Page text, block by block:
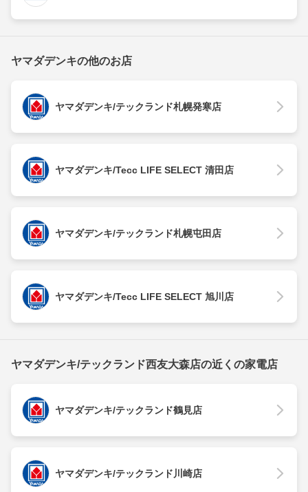
ヤマダデンキの他のお店
ヤマダデンキ/テックランド札幌発寒店
ヤマダデンキ/Tecc LIFE SELECT 清田店
ヤマダデンキ/テックランド札幌屯田店
ヤマダデンキ/Tecc LIFE SELECT 旭川店
ヤマダデンキ/テックランド西友大森店の近くの家電店
ヤマダデンキ/テックランド鶴見店
ヤマダデンキ/テックランド川崎店